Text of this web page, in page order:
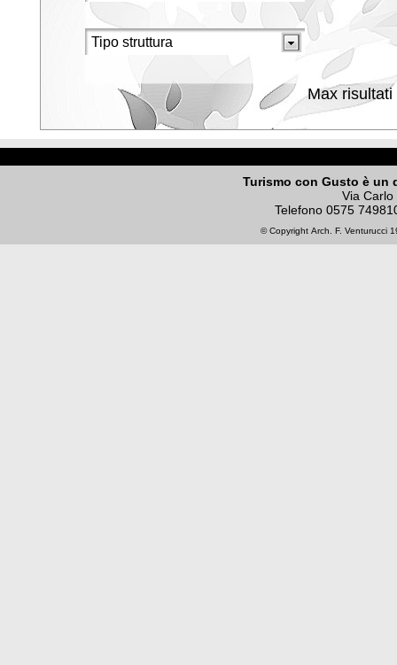
Max risultati
Turismo con Gusto è un
Via
Telefono 0575
© Copyright Arch. F. Venturucci